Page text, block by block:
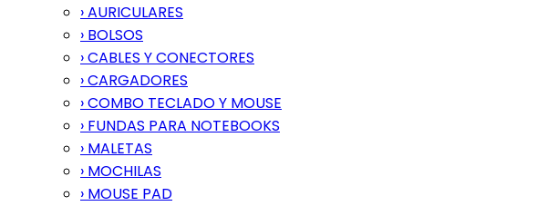
› AURICULARES
› BOLSOS
› CABLES Y CONECTORES
› CARGADORES
› COMBO TECLADO Y MOUSE
› FUNDAS PARA NOTEBOOKS
› MALETAS
› MOCHILAS
› MOUSE PAD